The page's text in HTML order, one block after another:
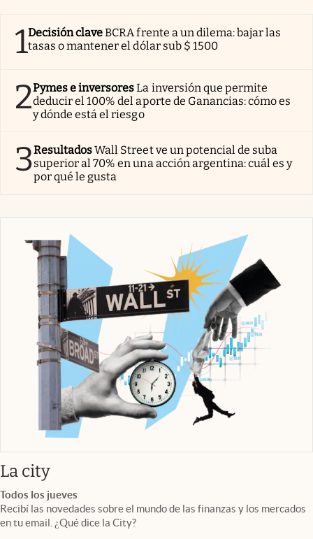
1Decisión claveBCRA frente a un dilema: bajar las
tasas o mantener el dólar sub $ 1500
2Pymes e inversoresLa inversión que permite
deducir el 100% del aporte de Ganancias: cómo es
y dónde está el riesgo
3ResultadosWall Street ve un potencial de suba
superior al 70% en una acción argentina: cuál es y
por qué le gusta
La cityabre en nueva pestaña
Todos los jueves
Recibí las novedades sobre el mundo de las finanzas y los mercados
en tu email. ¿Qué dice la City?